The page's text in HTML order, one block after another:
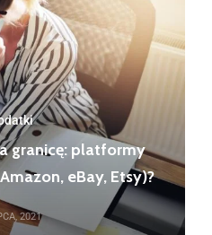
granicę: platformy
eBay, Etsy)?
2021